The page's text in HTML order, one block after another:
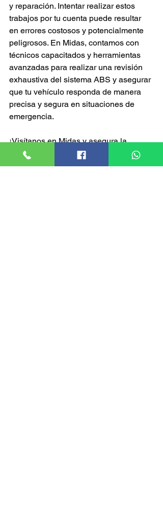
y reparación. Intentar realizar estos
trabajos por tu cuenta puede resultar
en errores costosos y potencialmente
peligrosos. En Midas, contamos con
técnicos capacitados y herramientas
avanzadas para realizar una revisión
exhaustiva del sistema ABS y asegurar
que tu vehículo responda de manera
precisa y segura en situaciones de
emergencia.
¡Visítanos en Midas y asegura la
eficacia de tu sistema de frenos ABS!
#FrenosABS #SeguridadVial